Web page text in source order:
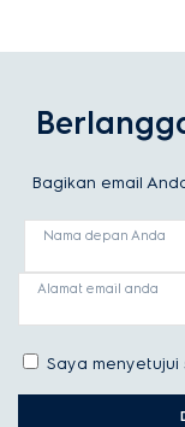
Bagikan email
Nama depan Anda
Alamat email anda
Saya menyetujui